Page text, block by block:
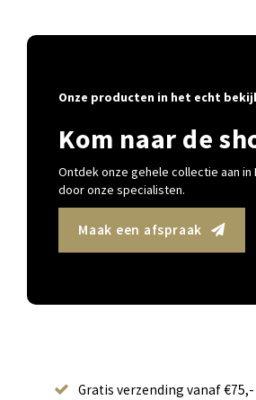
Onze producten in het echt
Kom naar de
Ontdek onze gehele collectie aan in
door onze specialisten.
Maak een afspraak
Gratis verzending vanaf €75,-